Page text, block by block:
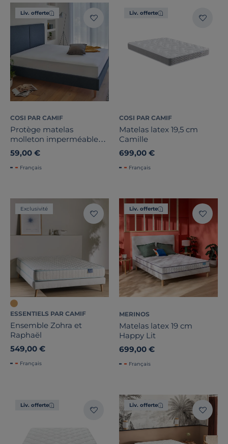
Liv. offerte
COSI PAR CAMIF
Protège matelas
molleton imperméable
coton bio Isaac
59,00 €
Français
Liv. offerte
COSI PAR CAMIF
Matelas latex 19,5 cm
Camille
699,00 €
Français
Exclusivité
ESSENTIELS PAR CAMIF
Ensemble Zohra et
Raphaël
549,00 €
Français
Liv. offerte
MERINOS
Matelas latex 19 cm
Happy Lit
699,00 €
Français
Liv. offerte Liv. offerte